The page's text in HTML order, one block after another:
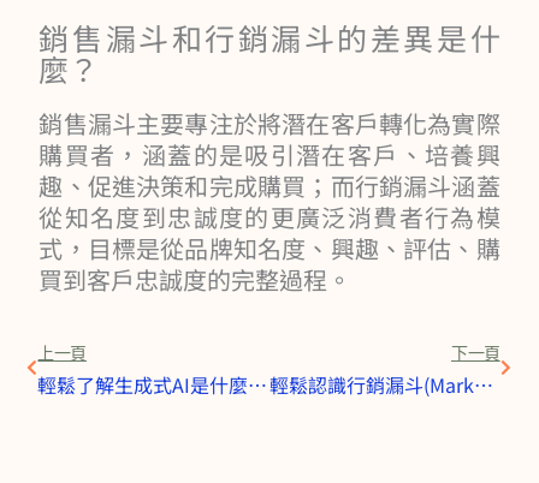
銷售漏斗和行銷漏斗的差異是什
麼？
銷售漏斗主要專注於將潛在客戶轉化為實際
購買者，涵蓋的是吸引潛在客戶、培養興
趣、促進決策和完成購買；而行銷漏斗涵蓋
從知名度到忠誠度的更廣泛消費者行為模
式，目標是從品牌知名度、興趣、評估、購
買到客戶忠誠度的完整過程。
上一頁
上一頁
輕鬆了解生成式AI是什麼：四大產業實踐案例、從文字到影音的多功能應用
下一頁
輕鬆認識行銷漏斗(Marketing Funnel)是什麼：想提高轉換率必須學的基本功！
下一